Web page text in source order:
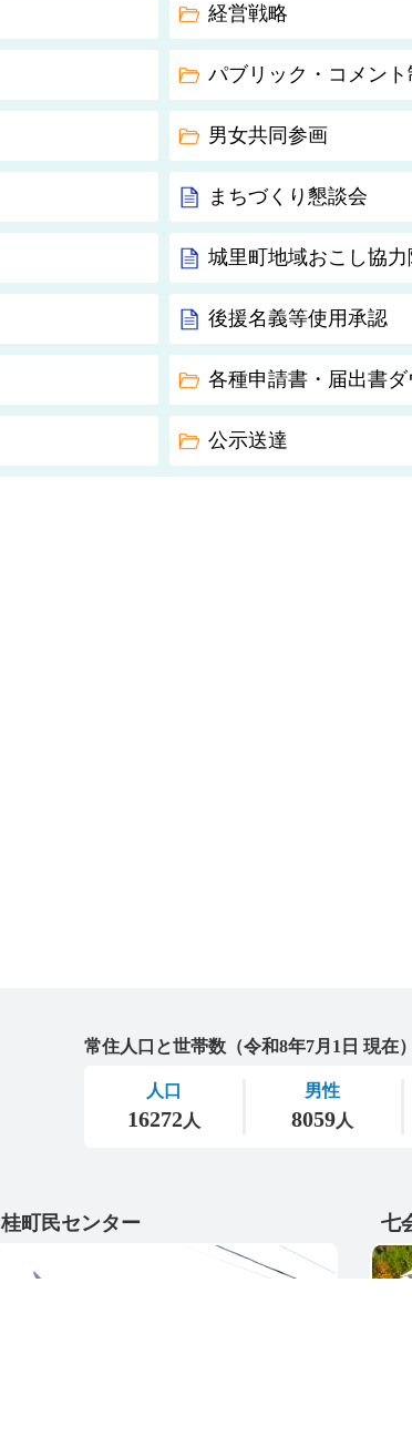
経営戦略
パブリック・コメント
男女共同参画
まちづくり懇談会
城里町地域おこし協力
後援名義等使用承認
各種申請書・届出書
公示送達
桂町民センター 七